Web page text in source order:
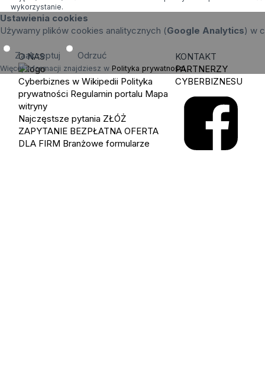
wykorzystanie.
Ustawienia cookies
Używamy plików cookies analitycznych (Google Analytics) w
Zaakceptuj Odrzuć
Więcej informacji znajdziesz w Polityka prywatności.
O NAS
Cyberbiznes w Wikipedii Polityka
prywatności Regulamin portalu Mapa
witryny
Najczęstsze pytania ZŁÓŻ
ZAPYTANIE BEZPŁATNA OFERTA
DLA FIRM Branżowe formularze
KONTAKT
PARTNERZY
CYBERBIZNESU